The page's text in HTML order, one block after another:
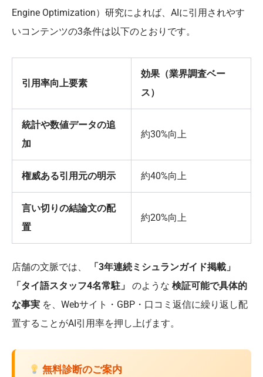
Engine Optimization）研究によれば、AIに引用されやす
いコンテンツの3条件は以下のとおりです。
引用率向上要素
効果（業界調査ベー
ス）
統計や数値データの追
加
約30%向上
権威ある引用元の明示 約40%向上
言い切りの結論文の配
置
約20%向上
店舗の文脈では、
「3年連続ミシュランガイド掲載」
「タイ語スタッフ4名常駐」
のような 検証可能で具体的
な事実 を、Webサイト・GBP・口コミ返信に繰り返し配
置することがAI引用率を押し上げます。
無料診断のご案内